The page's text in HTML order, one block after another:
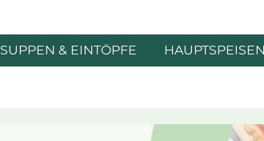
SUPPEN & EINTÖPFE HAUPTSPEISEN